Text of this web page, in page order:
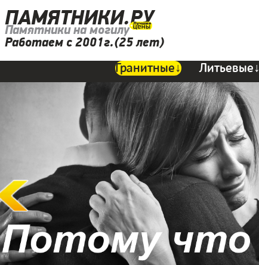
ПАМЯТНИКИ.РУ
Памятники на могилу
Работаем с 2001г.(25 лет)
Гранитные↓ Литьевые↓